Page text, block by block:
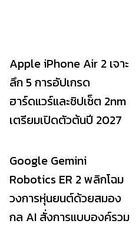
Apple iPhone Air 2 เจาะ
ลึก 5 การอัปเกรด
ฮาร์ดแวร์และชิปเซ็ต 2nm
เตรียมเปิดตัวต้นปี 2027
Google Gemini
Robotics ER 2 พลิกโฉม
วงการหุ่นยนต์ด้วยสมอง
กล AI สั่งการแบบองค์รวม